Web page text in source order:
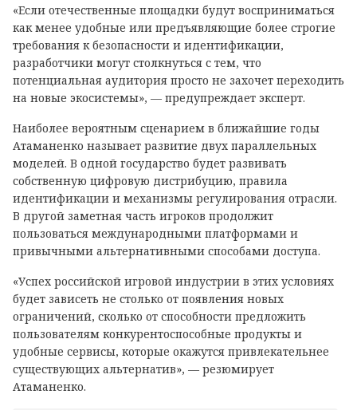
«Если отечественные площадки будут восприниматься
как менее удобные или предъявляющие более строгие
требования к безопасности и идентификации,
разработчики могут столкнуться с тем, что
потенциальная аудитория просто не захочет переходить
на новые экосистемы», — предупреждает эксперт.
Наиболее вероятным сценарием в ближайшие годы
Атаманенко называет развитие двух параллельных
моделей. В одной государство будет развивать
собственную цифровую дистрибуцию, правила
идентификации и механизмы регулирования отрасли.
В другой заметная часть игроков продолжит
пользоваться международными платформами и
привычными альтернативными способами доступа.
«Успех российской игровой индустрии в этих условиях
будет зависеть не столько от появления новых
ограничений, сколько от способности предложить
пользователям конкурентоспособные продукты и
удобные сервисы, которые окажутся привлекательнее
существующих альтернатив», — резюмирует
Атаманенко.